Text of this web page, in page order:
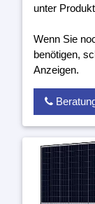
unter
Wenn Sie
benötigen,
Anzeigen.